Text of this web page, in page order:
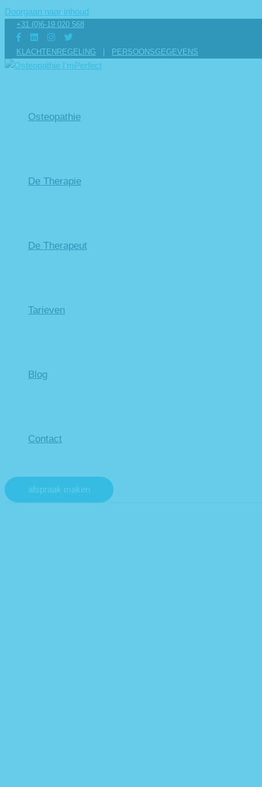
Doorgaan naar inhoud
+31 (0)6-19 020 568
KLACHTENREGELING PERSOONSGEGEVENS
Osteopathie
De Therapie
De Therapeut
Tarieven
Blog
Contact
afspraak maken